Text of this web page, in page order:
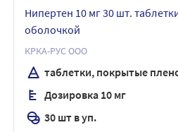
Нипертен 10 мг 30 шт.
оболочкой
КРКА-РУС ООО
таблетки, покрытые
Дозировка 10 мг
30 шт в уп.